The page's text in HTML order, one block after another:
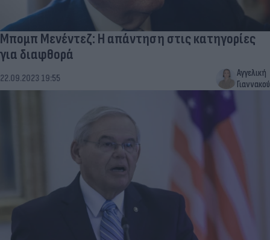
Μπομπ Μενέντεζ: Η απάντηση στις κατηγορίες
για διαφθορά
22.09.2023 19:55
Αγγελική
Γιαννακού